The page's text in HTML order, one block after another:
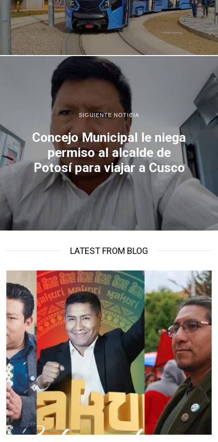
SIGUIENTE NOTICIA
Concejo Municipal le niega
permiso al alcalde de
Potosí para viajar a Cusco
LATEST FROM BLOG